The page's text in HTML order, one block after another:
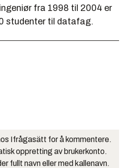
fra 1998 til 2004 er
studenter til datafag.
Ifrågasätt for å kommentere.
oppretting av brukerkonto.
fullt navn eller med kallenavn.